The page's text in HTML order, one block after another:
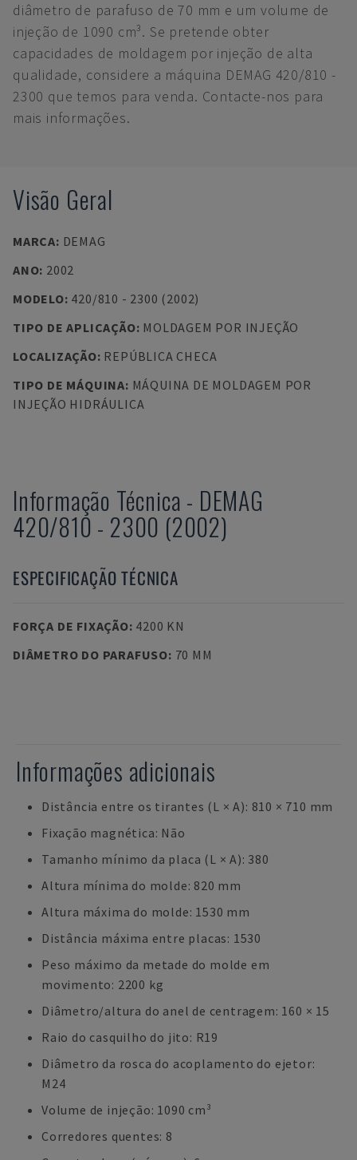
diâmetro de parafuso de 70 mm e um volume de
injeção de 1090 cm³. Se pretende obter
capacidades de moldagem por injeção de alta
qualidade, considere a máquina DEMAG 420/810 -
2300 que temos para venda. Contacte-nos para
mais informações.
Visão Geral
MARCA: DEMAG
ANO: 2002
MODELO: 420/810 - 2300 (2002)
TIPO DE APLICAÇÃO: MOLDAGEM POR INJEÇÃO
LOCALIZAÇÃO: REPÚBLICA CHECA
TIPO DE MÁQUINA: MÁQUINA DE MOLDAGEM POR
INJEÇÃO HIDRÁULICA
Informação Técnica - DEMAG
420/810 - 2300 (2002)
ESPECIFICAÇÃO TÉCNICA
FORÇA DE FIXAÇÃO: 4200 KN
DIÂMETRO DO PARAFUSO: 70 MM
Informações adicionais
Distância entre os tirantes (L × A): 810 × 710 mm
Fixação magnética: Não
Tamanho mínimo da placa (L × A): 380
Altura mínima do molde: 820 mm
Altura máxima do molde: 1530 mm
Distância máxima entre placas: 1530
Peso máximo da metade do molde em
movimento: 2200 kg
Diâmetro/altura do anel de centragem: 160 × 15
Raio do casquilho do jito: R19
Diâmetro da rosca do acoplamento do ejetor:
M24
Volume de injeção: 1090 cm³
Corredores quentes: 8